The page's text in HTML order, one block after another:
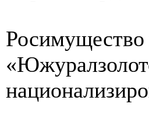
Росимущество